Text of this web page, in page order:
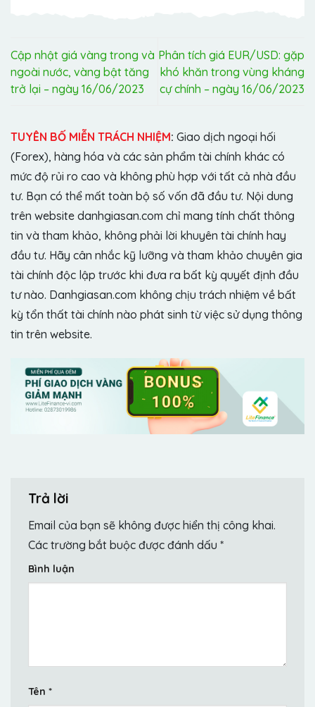
Cập nhật giá vàng trong và
ngoài nước, vàng bật tăng
trở lại – ngày 16/06/2023
Phân tích giá EUR/USD: gặp
khó khăn trong vùng kháng
cự chính – ngày 16/06/2023
TUYÊN BỐ MIỄN TRÁCH NHIỆM: Giao dịch ngoại hối
(Forex), hàng hóa và các sản phẩm tài chính khác có
mức độ rủi ro cao và không phù hợp với tất cả nhà đầu
tư. Bạn có thể mất toàn bộ số vốn đã đầu tư. Nội dung
trên website danhgiasan.com chỉ mang tính chất thông
tin và tham khảo, không phải lời khuyên tài chính hay
đầu tư. Hãy cân nhắc kỹ lưỡng và tham khảo chuyên gia
tài chính độc lập trước khi đưa ra bất kỳ quyết định đầu
tư nào. Danhgiasan.com không chịu trách nhiệm về bất
kỳ tổn thất tài chính nào phát sinh từ việc sử dụng thông
tin trên website.
Trả lời
Email của bạn sẽ không được hiển thị công khai.
Các trường bắt buộc được đánh dấu *
Bình luận
Tên *